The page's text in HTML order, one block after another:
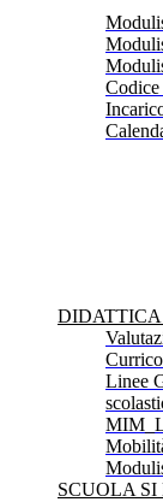
DIDATTICA
Linee
SCUOLA SI